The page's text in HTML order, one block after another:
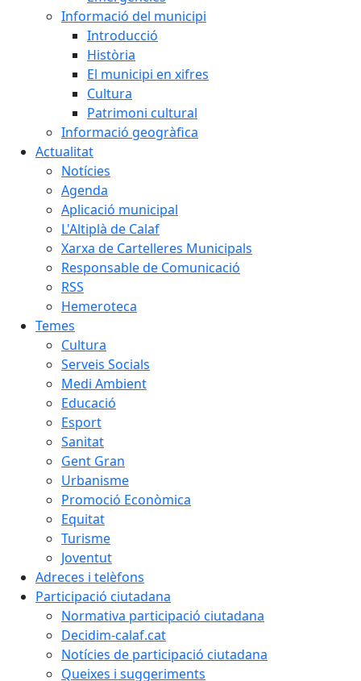
Informació del municipi
Introducció
Història
El municipi en xifres
Cultura
Patrimoni cultural
Informació geogràfica
Actualitat
Notícies
Agenda
Aplicació municipal
L'Altiplà de Calaf
Xarxa de Cartelleres Municipals
Responsable de Comunicació
RSS
Hemeroteca
Temes
Cultura
Serveis Socials
Medi Ambient
Educació
Esport
Sanitat
Gent Gran
Urbanisme
Promoció Econòmica
Equitat
Turisme
Joventut
Adreces i telèfons
Participació ciutadana
Normativa participació ciutadana
Decidim-calaf.cat
Notícies de participació ciutadana
Queixes i suggeriments